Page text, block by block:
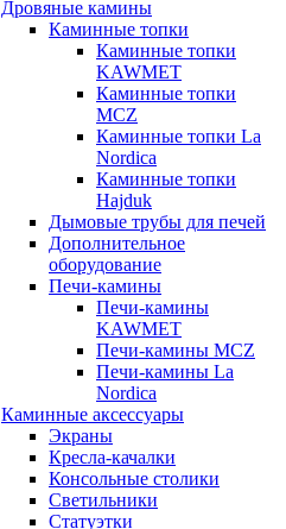
Дровяные камины
Каминные топки
Каминные топки
KAWMET
Каминные топки
MCZ
Каминные топки La
Nordica
Каминные топки
Hajduk
Дымовые трубы для печей
Дополнительное
оборудование
Печи-камины
Печи-камины
KAWMET
Печи-камины MCZ
Печи-камины La
Nordica
Каминные аксессуары
Экраны
Кресла-качалки
Консольные столики
Светильники
Статуэтки